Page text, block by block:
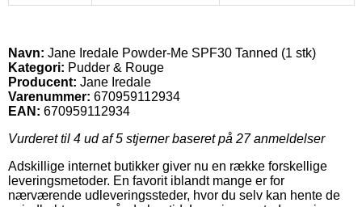
Navn: Jane Iredale Powder-Me SPF30 Tanned (1 stk)
Kategori: Pudder & Rouge
Producent: Jane Iredale
Varenummer: 670959112934
EAN: 670959112934
Vurderet til 4 ud af 5 stjerner baseret på 27anmeldelser
Adskillige internet butikker giver nu en række forskellige
leveringsmetoder. En favorit iblandt mange er for
nærværende udleveringssteder, hvor du selv kan hente de